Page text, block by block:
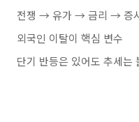
전쟁 → 유가 → 금리 → 증
외국인 이탈이 핵심 변수
단기 반등은 있어도 추세는